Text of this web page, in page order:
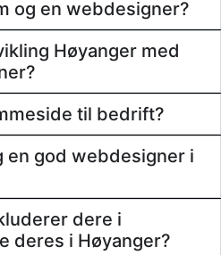
og en webdesigner?
Høyanger med
til bedrift?
en god webdesigner i
dere i
deres i Høyanger?